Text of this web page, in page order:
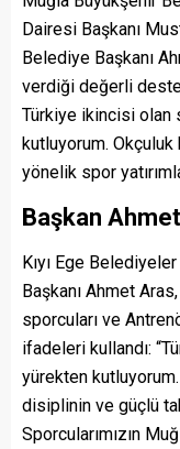
Dairesi Başkanı
Belediye Başkanı
verdiği değerli
Türkiye ikincisi olan
kutluyorum.
yönelik spor
Başkan
Kıyı Ege
Başkanı Ahmet
sporcuları ve
ifadeleri kullandı:
yürekten kutluyorum.
disiplinin ve güçlü
Sporcularımızın